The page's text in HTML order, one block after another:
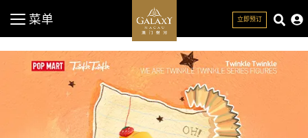
菜单
立即预订